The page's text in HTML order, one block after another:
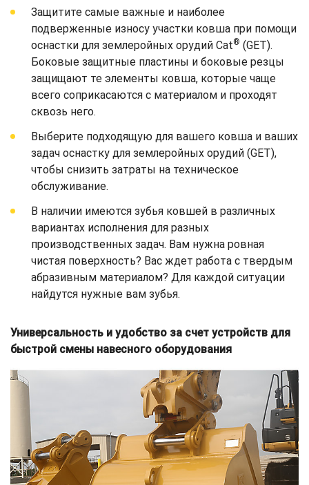
Защитите самые важные и наиболее
подверженные износу участки ковша при помощи
оснастки для землеройных орудий Cat® (GET).
Боковые защитные пластины и боковые резцы
защищают те элементы ковша, которые чаще
всего соприкасаются с материалом и проходят
сквозь него.
Выберите подходящую для вашего ковша и ваших
задач оснастку для землеройных орудий (GET),
чтобы снизить затраты на техническое
обслуживание.
В наличии имеются зубья ковшей в различных
вариантах исполнения для разных
производственных задач. Вам нужна ровная
чистая поверхность? Вас ждет работа с твердым
абразивным материалом? Для каждой ситуации
найдутся нужные вам зубья.
Универсальность и удобство за счет устройств для
быстрой смены навесного оборудования